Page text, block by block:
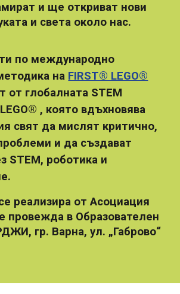
и ще откриват нови
и света около нас.
по международно
на FIRST® LEGO®
от глобалната STEM
® , която вдъхновява
свят да мислят критично,
и да създават
STEM, роботика и
реализира от Асоциация
провежда в Образователен
гр. Варна, ул. „Габрово“